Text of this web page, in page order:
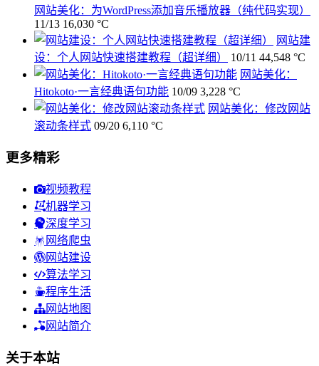
网站美化：为WordPress添加音乐播放器（纯代码实现）
11/13 16,030 °C
网站建
设：个人网站快速搭建教程（超详细）
10/11 44,548 °C
网站美化：
Hitokoto·一言经典语句功能 10/09 3,228 °C
网站美化：修改网站
滚动条样式 09/20 6,110 °C
更多精彩
视频教程
机器学习
深度学习
网络爬虫
网站建设
算法学习
程序生活
网站地图
网站简介
关于本站